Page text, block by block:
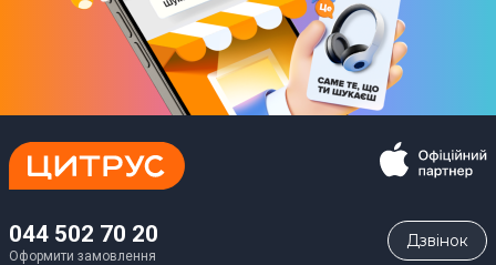
044 502 70 20
Оформити замовлення
Дзвiнок